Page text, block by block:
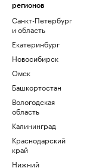
регионов
Санкт-Петербург
и область
Екатеринбург
Новосибирск
Омск
Башкортостан
Вологодская
область
Калининград
Краснодарский
край
Нижний